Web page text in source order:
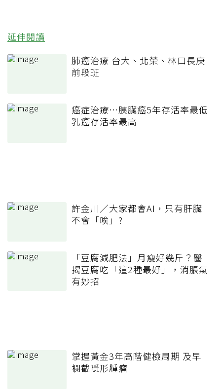
延伸閱讀
肺癌治療 台大、北榮、林口長庚
前段班
癌症治療…胰臟癌5年存活率最低
乳癌存活率最高
許金川／大家都會AI，只有肝臟
不會「唉」?
「豆腐減肥法」月瘦好幾斤？醫
揭豆腐吃「這2種最好」，消脹氣
有妙招
掌握黃金3年高階健檢周期 及早
攔截隱形腫瘤